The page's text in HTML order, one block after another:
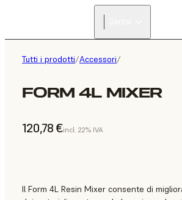
Tutti i prodotti/Accessori/
FORM 4L MIXER
120,78 €incl. 22% IVA
Il Form 4L Resin Mixer consente di